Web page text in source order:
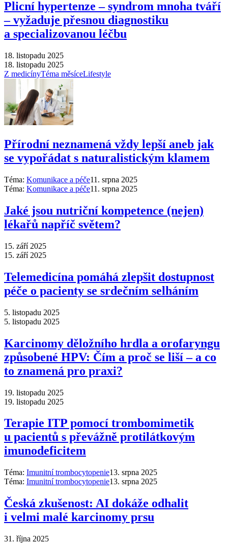
Plicní hypertenze –⁠ syndrom mnoha tváří
–⁠ vyžaduje přesnou diagnostiku
a specializovanou léčbu
18. listopadu 2025
18. listopadu 2025
Z medicínyTéma měsíceLifestyle
Přírodní neznamená vždy lepší aneb jak
se vypořádat s naturalistickým klamem
Téma: Komunikace a péče11. srpna 2025
Téma: Komunikace a péče11. srpna 2025
Jaké jsou nutriční kompetence (nejen)
lékařů napříč světem?
15. září 2025
15. září 2025
Telemedicína pomáhá zlepšit dostupnost
péče o pacienty se srdečním selháním
5. listopadu 2025
5. listopadu 2025
Karcinomy děložního hrdla a orofaryngu
způsobené HPV: Čím a proč se liší –⁠ a co
to znamená pro praxi?
19. listopadu 2025
19. listopadu 2025
Terapie ITP pomocí trombomimetik
u pacientů s převážně protilátkovým
imunodeficitem
Téma: Imunitní trombocytopenie13. srpna 2025
Téma: Imunitní trombocytopenie13. srpna 2025
Česká zkušenost: AI dokáže odhalit
i velmi malé karcinomy prsu
31. října 2025